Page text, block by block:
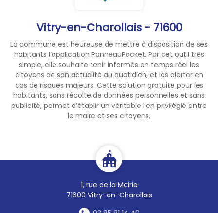
Vitry-en-Charollais - 71600
La commune est heureuse de mettre à disposition de ses
habitants l’application PanneauPocket. Par cet outil très
simple, elle souhaite tenir informés en temps réel les
citoyens de son actualité au quotidien, et les alerter en
cas de risques majeurs. Cette solution gratuite pour les
habitants, sans récolte de données personnelles et sans
publicité, permet d’établir un véritable lien privilégié entre
le maire et ses citoyens.
1, rue de la Mairie
71600 Vitry-en-Charollais